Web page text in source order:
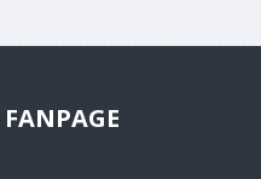
FANPAGE